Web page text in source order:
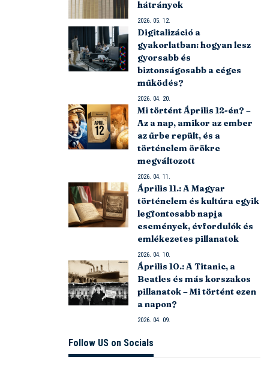
hátrányok
2026. 05. 12.
Digitalizáció a
gyakorlatban: hogyan lesz
gyorsabb és
biztonságosabb a céges
működés?
2026. 04. 20.
Mi történt Április 12-én? –
Az a nap, amikor az ember
az űrbe repült, és a
történelem örökre
megváltozott
2026. 04. 11.
Április 11.: A Magyar
történelem és kultúra egyik
legfontosabb napja
események, évfordulók és
emlékezetes pillanatok
2026. 04. 10.
Április 10.: A Titanic, a
Beatles és más korszakos
pillanatok – Mi történt ezen
a napon?
2026. 04. 09.
Follow US on Socials